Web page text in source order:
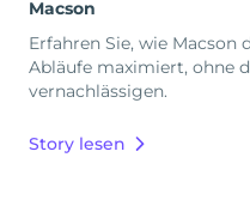
Macson
Erfahren Sie, wie
Abläufe maximiert, ohne
vernachlässigen.
Story lesen